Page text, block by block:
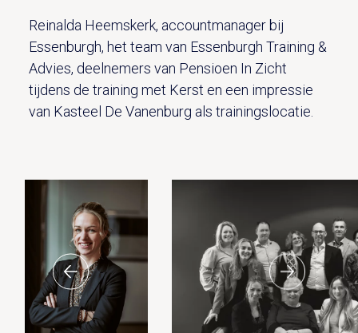
Reinalda Heemskerk, accountmanager bij
Essenburgh, het team van Essenburgh Training &
Advies, deelnemers van Pensioen In Zicht
tijdens de training met Kerst en een impressie
van Kasteel De Vanenburg als trainingslocatie.